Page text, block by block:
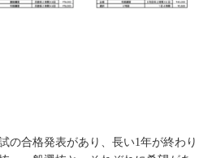
の合格発表があり、長い1年が終わり